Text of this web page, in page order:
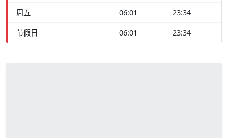
周五 06:01 23:34
节假日 06:01 23:34